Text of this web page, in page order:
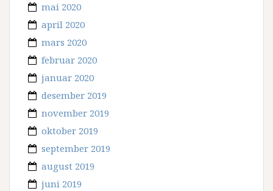
mai 2020
april 2020
mars 2020
februar 2020
januar 2020
desember 2019
november 2019
oktober 2019
september 2019
august 2019
juni 2019